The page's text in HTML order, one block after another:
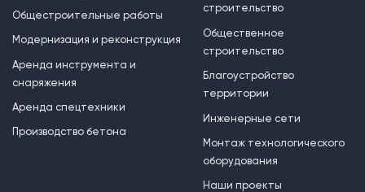
Общестроительные работы
Модернизация и реконструкция
Аренда инструмента и
снаряжения
Аренда спецтехники
Производство бетона
строительство
Общественное
строительство
Благоустройство
территории
Инженерные сети
Монтаж технологического
оборудования
Наши проекты